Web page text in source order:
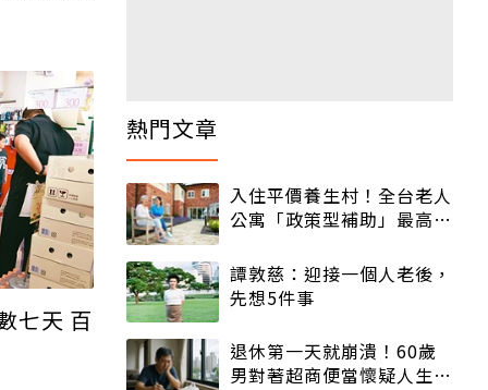
七天 百
熱門文章
入住平價養生村！全台老人
公寓「政策型補助」最高打
譚敦慈：迎接一個人老後，
先想5件事
退休第一天就崩潰！60歲
男對著超商便當懷疑人生